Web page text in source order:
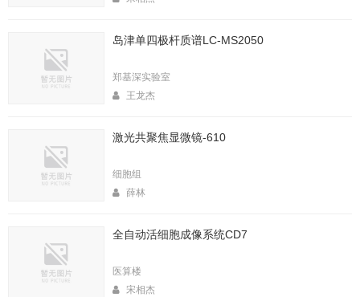
2026年春季大型仪器培训安排
生命科学实验中心2026年寒假值班表
岛津单四极杆质谱LC-MS2050
郑基深实验室
王龙杰
激光共聚焦显微镜-610
细胞组
薛林
全自动活细胞成像系统CD7
医算楼
宋相杰